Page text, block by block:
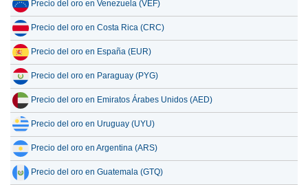
Precio del oro en Venezuela (VEF)
Precio del oro en Costa Rica (CRC)
Precio del oro en España (EUR)
Precio del oro en Paraguay (PYG)
Precio del oro en Emiratos Árabes Unidos (AED)
Precio del oro en Uruguay (UYU)
Precio del oro en Argentina (ARS)
Precio del oro en Guatemala (GTQ)